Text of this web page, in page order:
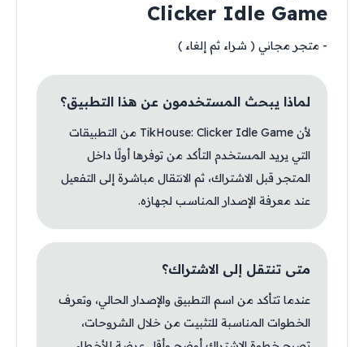
Clicker Idle Game
- متجر مجاني ( شراء ثم إلغاء )
لماذا يبحث المستخدمون عن هذا التطبيق؟
لأن TikHouse: Clicker Idle Game من التطبيقات
التي يريد المستخدم التأكد من توفرها أولًا داخل
المتجر قبل الاشتراك، ثم الانتقال مباشرة إلى التفعيل
عند معرفة الإصدار المناسب لجهازه.
متى تنتقل إلى الاشتراك؟
عندما تتأكد من اسم التطبيق والإصدار الحالي، وتعرف
الخطوات المناسبة للتثبيت من خلال الشروحات،